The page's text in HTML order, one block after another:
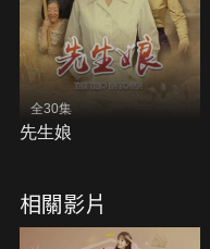
全30集
先生娘
相關影片